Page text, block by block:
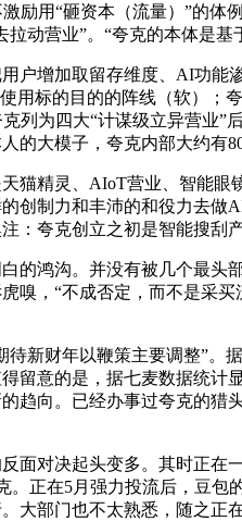
励用“砸资本（流量）”的
拉动营业”。“夸克的本体是基
增加取留存维度、AI功能渗
用标的目的的阵线（软）；
列为四大“计谋级立异营业
的大模子，夸克内部大约有
精灵、AIoT营业、智能眼镜
创制力和丰沛的和役力去做
：夸克创立之初是智能搜刮
鸿沟。并没有被几个最头部
嗅，“不成否定，而不是采
财年以鞭策主要调整”。据
留意的是，据七麦数据统计
趋向。已经办事过夸克的猎
对决起头变多。其时正在一
。正在5月强力投流后，豆
大部门也不太熟悉，随之正